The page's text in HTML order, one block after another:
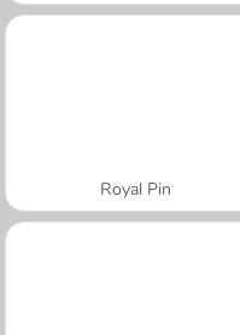
Royal Pin